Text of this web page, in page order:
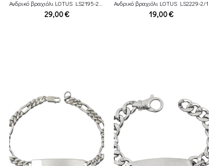
29,00€
Ανδρικό βραχιόλι LOTUS LS2229-2/1
19,00€